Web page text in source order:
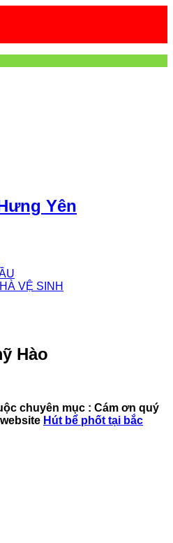
Yên
VỆ SINH
Hào
chuyên mục : Cám ơn quý
Hút bể phốt tại bắc